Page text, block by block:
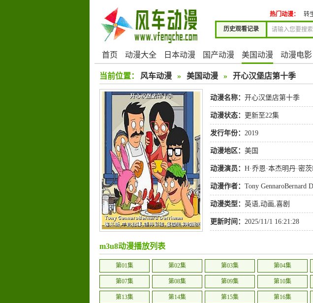
历史观看记录
热门动漫： 转
首页 动漫大全 日本动漫 国产动漫 美国动漫 动漫电影
当前位置： 风车动漫 » 美国动漫 » 开心汉堡店第十季
动漫名称： 开心汉堡店第十季
动漫状态： 更新至22集
发行年份： 2019
动漫地区： 美国
动漫演员： H·乔恩·本杰明丹·密茨
动漫作者： Tony GennaroBernard
动漫类型： 英语,动画,喜剧
更新时间： 2025/11/1 16:21:28
m3u8动漫播放列表
第01集 第02集 第03集 第04集
第07集 第08集 第09集 第10集
第13集 第14集 第15集 第16集